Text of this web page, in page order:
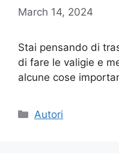
March 14, 2024
Stai pensando di
di fare le valigie e
alcune cose
Categories
Autori